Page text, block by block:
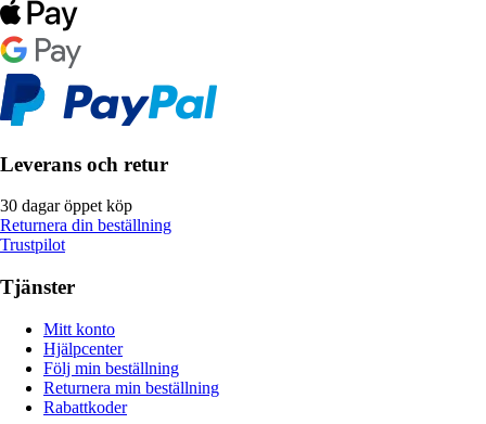
Leverans och retur
30 dagar öppet köp
Returnera din beställning
Trustpilot
Tjänster
Mitt konto
Hjälpcenter
Följ min beställning
Returnera min beställning
Rabattkoder